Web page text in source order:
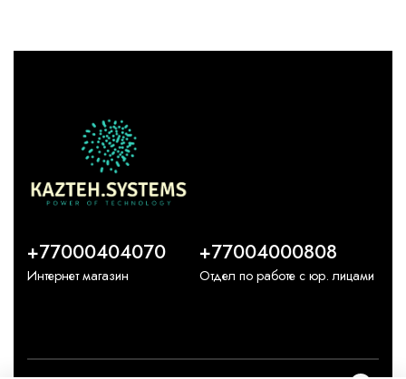
+77000404070
Интернет магазин
+77004000808
Отдел по работе с юр. лицами